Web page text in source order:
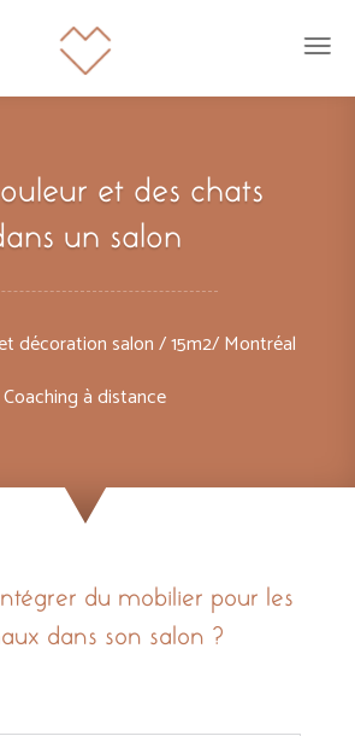
et des chats
un salon
décoration salon / 15m2/ Montréal
Coaching à distance
du mobilier pour les
dans son salon ?